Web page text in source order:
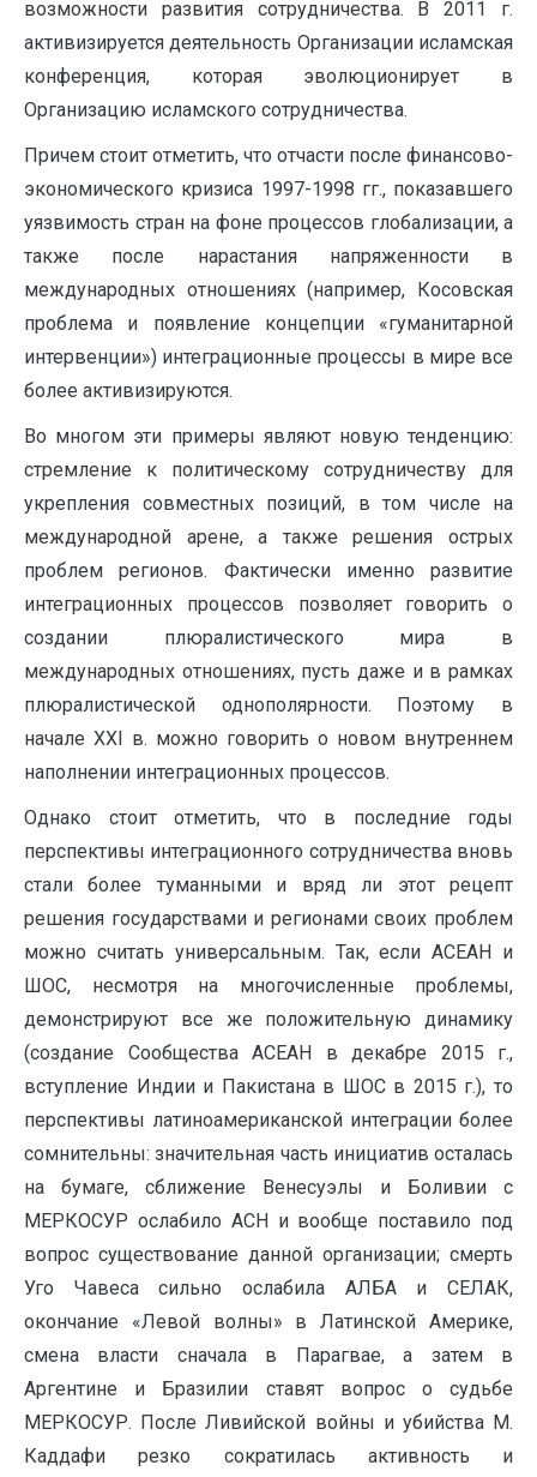
возможности развития сотрудничества. В 2011 г.
активизируется деятельность Организации исламская
конференция, которая эволюционирует в
Организацию исламского сотрудничества.
Причем стоит отметить, что отчасти после финансово-
экономического кризиса 1997-1998 гг., показавшего
уязвимость стран на фоне процессов глобализации, а
также после нарастания напряженности в
международных отношениях (например, Косовская
проблема и появление концепции «гуманитарной
интервенции») интеграционные процессы в мире все
более активизируются.
Во многом эти примеры являют новую тенденцию:
стремление к политическому сотрудничеству для
укрепления совместных позиций, в том числе на
международной арене, а также решения острых
проблем регионов. Фактически именно развитие
интеграционных процессов позволяет говорить о
создании плюралистического мира в
международных отношениях, пусть даже и в рамках
плюралистической однополярности. Поэтому в
начале ХХI в. можно говорить о новом внутреннем
наполнении интеграционных процессов.
Однако стоит отметить, что в последние годы
перспективы интеграционного сотрудничества вновь
стали более туманными и вряд ли этот рецепт
решения государствами и регионами своих проблем
можно считать универсальным. Так, если АСЕАН и
ШОС, несмотря на многочисленные проблемы,
демонстрируют все же положительную динамику
(создание Сообщества АСЕАН в декабре 2015 г.,
вступление Индии и Пакистана в ШОС в 2015 г.), то
перспективы латиноамериканской интеграции более
сомнительны: значительная часть инициатив осталась
на бумаге, сближение Венесуэлы и Боливии с
МЕРКОСУР ослабило АСН и вообще поставило под
вопрос существование данной организации; смерть
Уго Чавеса сильно ослабила АЛБА и СЕЛАК,
окончание «Левой волны» в Латинской Америке,
смена власти сначала в Парагвае, а затем в
Аргентине и Бразилии ставят вопрос о судьбе
МЕРКОСУР. После Ливийской войны и убийства М.
Каддафи резко сократилась активность и